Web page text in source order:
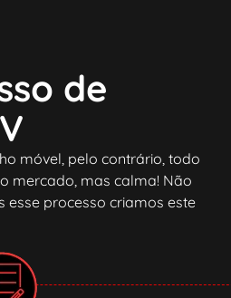
de
móvel, pelo contrário, todo
mercado, mas calma! Não
esse processo criamos este